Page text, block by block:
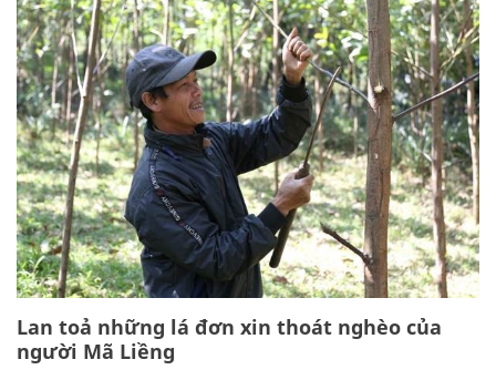
Lan toả những lá đơn xin thoát nghèo của
người Mã Liềng